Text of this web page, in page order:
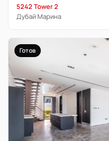
5242 Tower 2
Дубай Марина
Готов